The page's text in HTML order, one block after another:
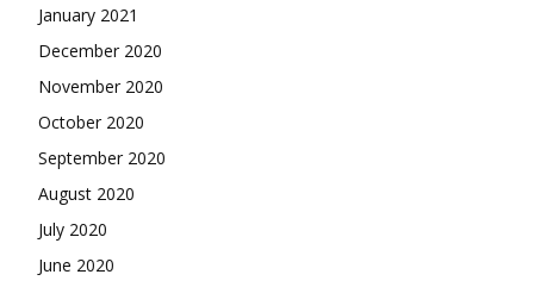
January 2021
December 2020
November 2020
October 2020
September 2020
August 2020
July 2020
June 2020